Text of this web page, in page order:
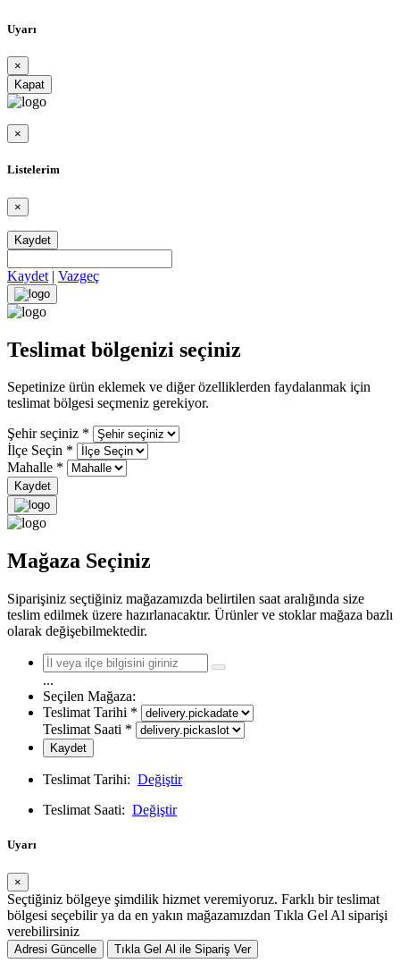
Uyarı
×
Kapat
×
Listelerim
×
Kaydet
Kaydet | Vazgeç
Teslimat bölgenizi seçiniz
Sepetinize ürün eklemek ve diğer özelliklerden faydalanmak için
teslimat bölgesi seçmeniz gerekiyor.
Şehir seçiniz *
İlçe Seçin *
Mahalle *
Kaydet
Mağaza Seçiniz
Siparişiniz seçtiğiniz mağazamızda belirtilen saat aralığında size
teslim edilmek üzere hazırlanacaktır. Ürünler ve stoklar mağaza bazlı
olarak değişebilmektedir.
...
Seçilen Mağaza:
Teslimat Tarihi *
Teslimat Saati *
Kaydet
Teslimat Tarihi: Değiştir
Teslimat Saati: Değiştir
Uyarı
×
Seçtiğiniz bölgeye şimdilik hizmet veremiyoruz. Farklı bir teslimat
bölgesi seçebilir ya da en yakın mağazamızdan Tıkla Gel Al siparişi
verebilirsiniz
Adresi Güncelle Tıkla Gel Al ile Sipariş Ver